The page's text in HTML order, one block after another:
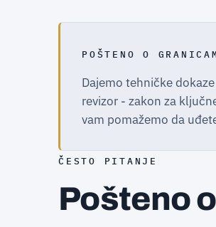
POŠTENO O
Dajemo tehničke
revizor - zakon za
vam pomažemo da
ČESTO PITANJE
Pošteno